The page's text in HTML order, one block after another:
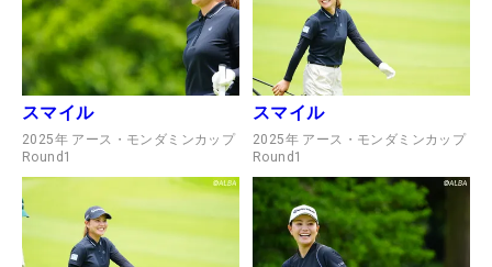
スマイル
2025年 アース・モンダミンカップ
Round1
スマイル
2025年 アース・モンダミンカップ
Round1